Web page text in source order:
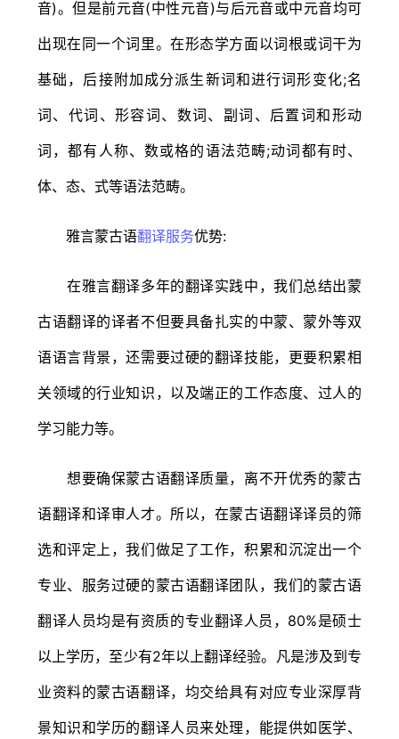
音)。但是前元音(中性元音)与后元音或中元音均可
出现在同一个词里。在形态学方面以词根或词干为
基础，后接附加成分派生新词和进行词形变化;名
词、代词、形容词、数词、副词、后置词和形动
词，都有人称、数或格的语法范畴;动词都有时、
体、态、式等语法范畴。
雅言蒙古语翻译服务优势:
在雅言翻译多年的翻译实践中，我们总结出蒙
古语翻译的译者不但要具备扎实的中蒙、蒙外等双
语语言背景，还需要过硬的翻译技能，更要积累相
关领域的行业知识，以及端正的工作态度、过人的
学习能力等。
想要确保蒙古语翻译质量，离不开优秀的蒙古
语翻译和译审人才。所以，在蒙古语翻译译员的筛
选和评定上，我们做足了工作，积累和沉淀出一个
专业、服务过硬的蒙古语翻译团队，我们的蒙古语
翻译人员均是有资质的专业翻译人员，80%是硕士
以上学历，至少有2年以上翻译经验。凡是涉及到专
业资料的蒙古语翻译，均交给具有对应专业深厚背
景知识和学历的翻译人员来处理，能提供如医学、